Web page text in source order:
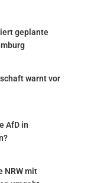
geplante
warnt vor
AfD in
NRW mit